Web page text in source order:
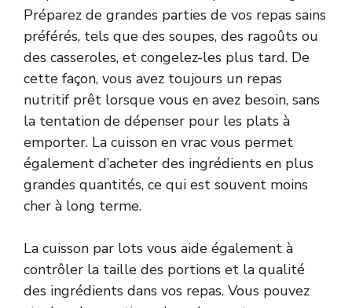
Préparez de grandes parties de vos repas sains
préférés, tels que des soupes, des ragoûts ou
des casseroles, et congelez-les plus tard. De
cette façon, vous avez toujours un repas
nutritif prêt lorsque vous en avez besoin, sans
la tentation de dépenser pour les plats à
emporter. La cuisson en vrac vous permet
également d’acheter des ingrédients en plus
grandes quantités, ce qui est souvent moins
cher à long terme.
La cuisson par lots vous aide également à
contrôler la taille des portions et la qualité
des ingrédients dans vos repas. Vous pouvez